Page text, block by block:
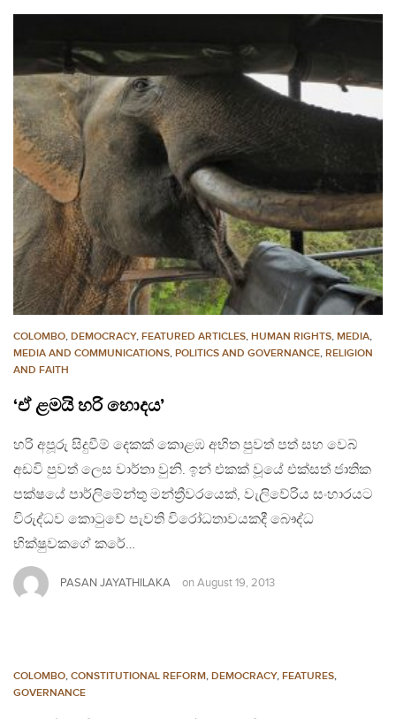
COLOMBO, DEMOCRACY, FEATURED ARTICLES, HUMAN RIGHTS, MEDIA,
MEDIA AND COMMUNICATIONS, POLITICS AND GOVERNANCE, RELIGION
AND FAITH
‘ඒ ළමයි හරි හොදය’
හරි අපූරු සිදුවීම් දෙකක් කොළඹ අභිත පුවත් පත් සහ වෙබ්
අඩවි පුවත් ලෙස වාර්තා වුනි. ඉන් එකක් වූයේ එක්සත් ජාතික
පක්ෂයේ පාර්ලිමේන්තු මන්ත්‍රීවරයෙක්, වැලිවේරිය සංහාරයට
විරුද්ධව කොටුවේ පැවති විරෝධතාවයකදී බෞද්ධ
භික්ෂුවකගේ කරේ…
PASAN JAYATHILAKA on August 19, 2013
COLOMBO, CONSTITUTIONAL REFORM, DEMOCRACY, FEATURES,
GOVERNANCE